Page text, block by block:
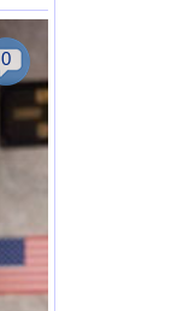
0